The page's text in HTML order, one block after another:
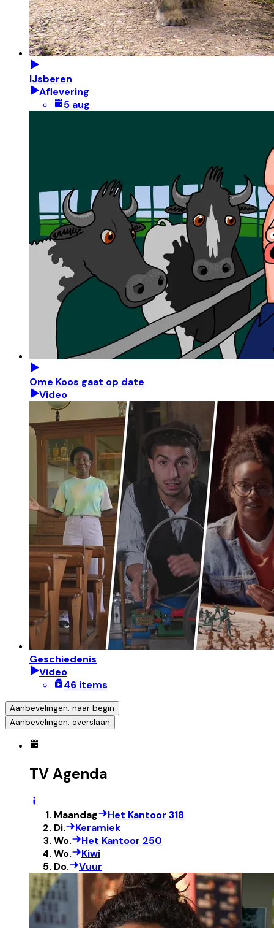
IJsberen
Aflevering
5 aug
Ome Koos gaat op date
Video
Geschiedenis
Video
46 items
Aanbevelingen: naar begin
Aanbevelingen: overslaan
TV Agenda
Maandag
Het Kantoor 318
Di.
Keramiek
Wo.
Het Kantoor 250
Wo.
Kiwi
Do.
Vuur